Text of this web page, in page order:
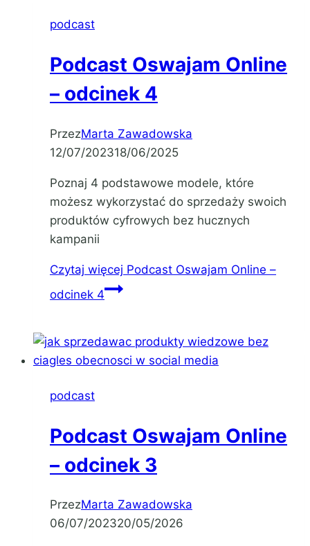
podcast
Podcast Oswajam Online
– odcinek 4
PrzezMarta Zawadowska
12/07/202318/06/2025
Poznaj 4 podstawowe modele, które
możesz wykorzystać do sprzedaży swoich
produktów cyfrowych bez hucznych
kampanii
Czytaj więcej Podcast Oswajam Online –
odcinek 4
podcast
Podcast Oswajam Online
– odcinek 3
PrzezMarta Zawadowska
06/07/202320/05/2026